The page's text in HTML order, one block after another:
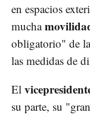
en espacios
mucha
obligatorio" de
las medidas de
El
su parte, su